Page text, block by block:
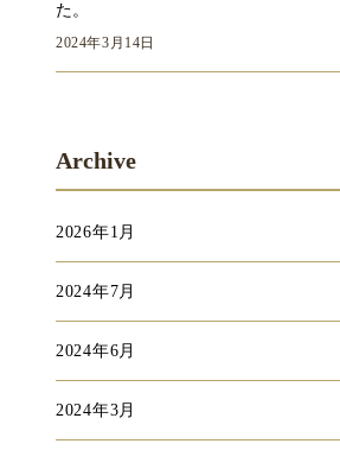
た。
2024年3月14日
Archive
2026年1月
2024年7月
2024年6月
2024年3月